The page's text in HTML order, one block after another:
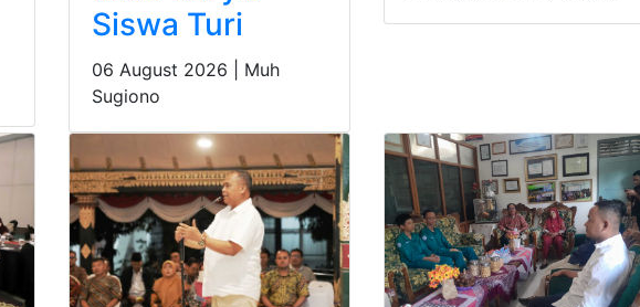
Siswa Turi
06 August 2026 | Muh
Sugiono